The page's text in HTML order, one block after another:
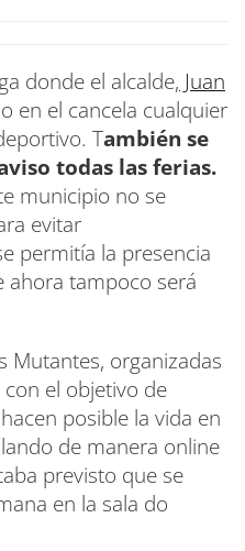
donde el alcalde, Juan
en el cancela cualquier
También se
todas las ferias.
municipio no se
evitar
permitía la presencia
ahora tampoco será
Mutantes, organizadas
el objetivo de
posible la vida en
de manera online
previsto que se
en la sala do